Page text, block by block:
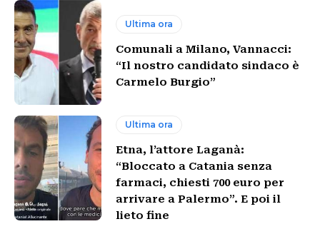
Ultima ora
Comunali a Milano, Vannacci:
“Il nostro candidato sindaco è
Carmelo Burgio”
Ultima ora
Etna, l’attore Laganà:
“Bloccato a Catania senza
farmaci, chiesti 700 euro per
arrivare a Palermo”. E poi il
lieto fine